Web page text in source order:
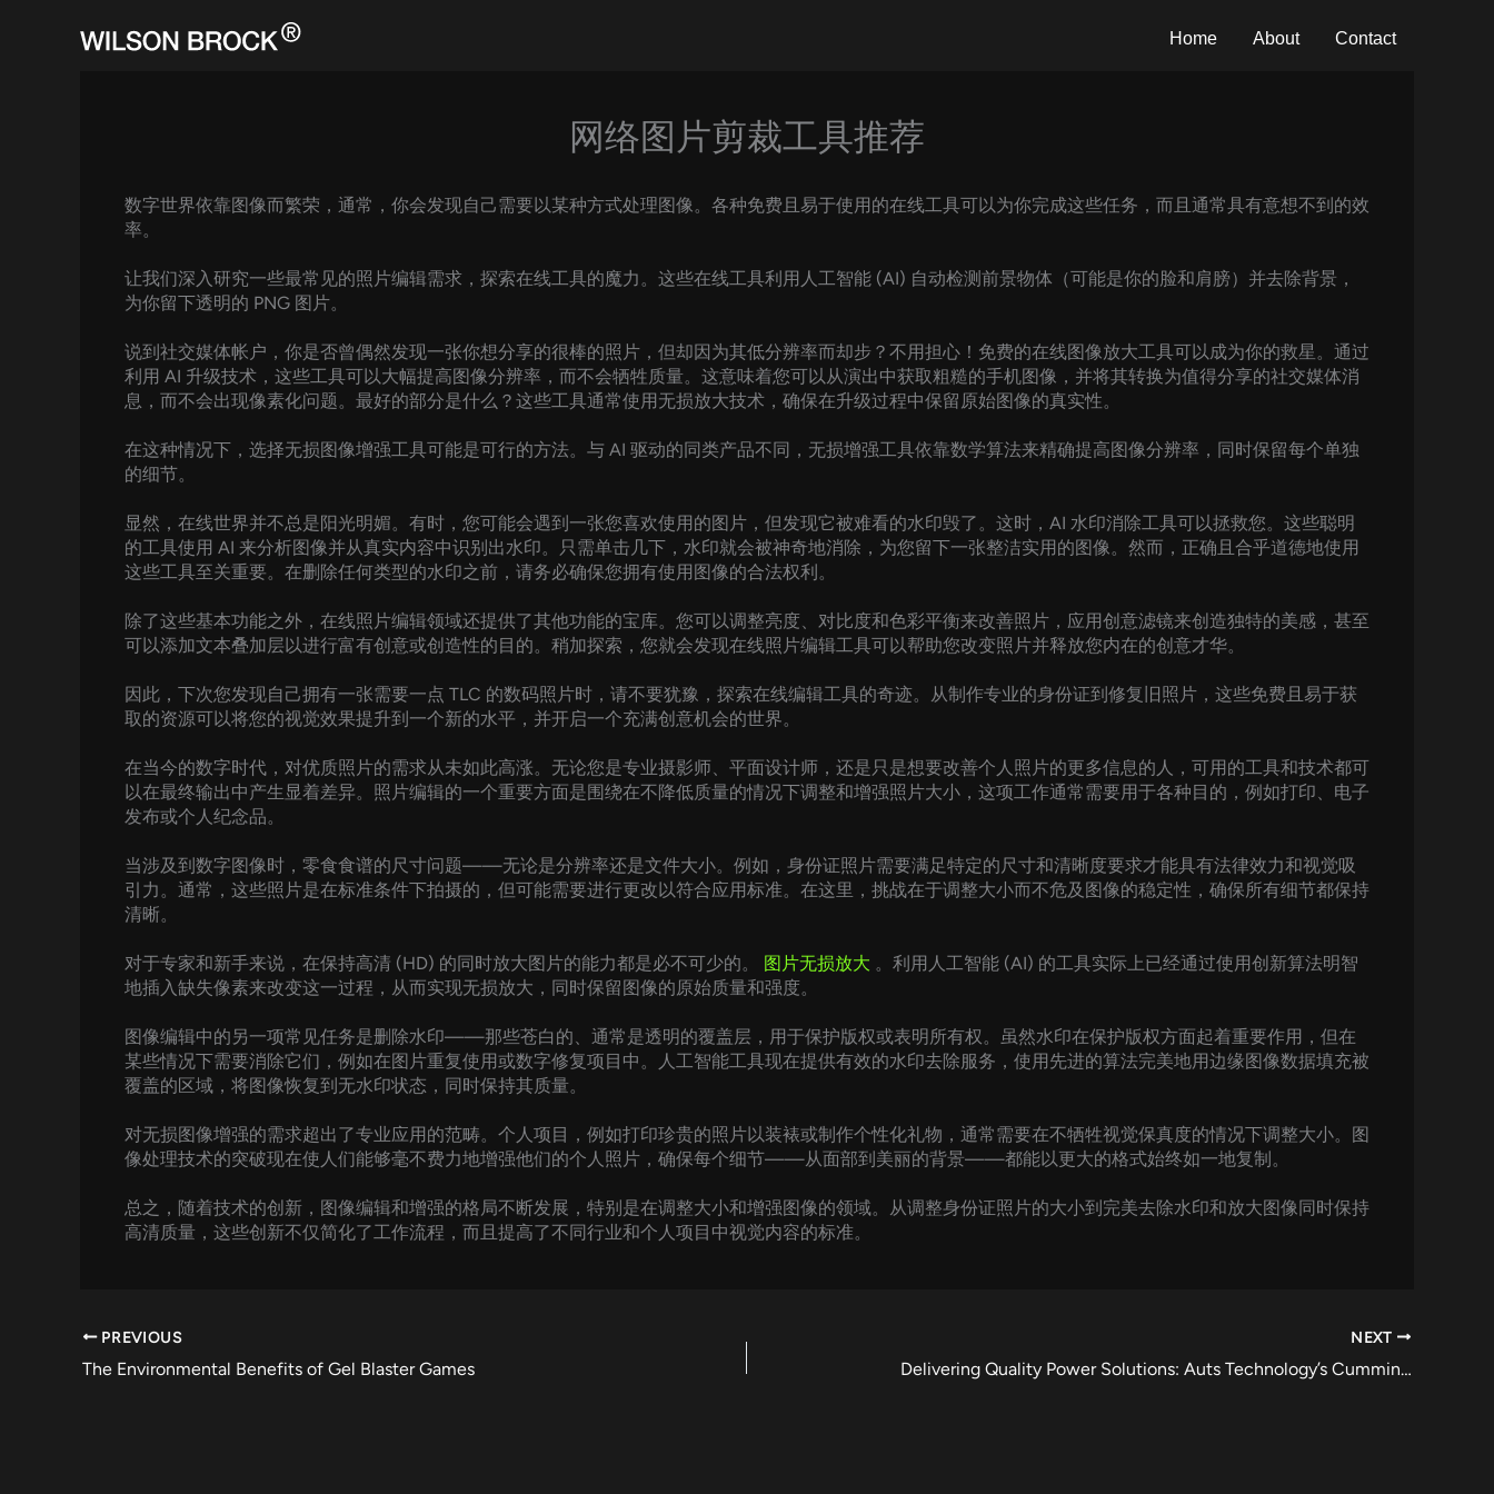
Home About Contact
网络图片剪裁工具推荐
数字世界依靠图像而繁荣，通常，你会发现自己需要以某种方式处理图像。各种免费且易于使用的在线工具可以为你完成这些任务，而且通常具有意想不到的效
率。
让我们深入研究一些最常见的照片编辑需求，探索在线工具的魔力。这些在线工具利用人工智能 (AI) 自动检测前景物体（可能是你的脸和肩膀）并去除背景，
为你留下透明的 PNG 图片。
说到社交媒体帐户，你是否曾偶然发现一张你想分享的很棒的照片，但却因为其低分辨率而却步？不用担心！免费的在线图像放大工具可以成为你的救星。通过
利用 AI 升级技术，这些工具可以大幅提高图像分辨率，而不会牺牲质量。这意味着您可以从演出中获取粗糙的手机图像，并将其转换为值得分享的社交媒体消
息，而不会出现像素化问题。最好的部分是什么？这些工具通常使用无损放大技术，确保在升级过程中保留原始图像的真实性。
在这种情况下，选择无损图像增强工具可能是可行的方法。与 AI 驱动的同类产品不同，无损增强工具依靠数学算法来精确提高图像分辨率，同时保留每个单独
的细节。
显然，在线世界并不总是阳光明媚。有时，您可能会遇到一张您喜欢使用的图片，但发现它被难看的水印毁了。这时，AI 水印消除工具可以拯救您。这些聪明
的工具使用 AI 来分析图像并从真实内容中识别出水印。只需单击几下，水印就会被神奇地消除，为您留下一张整洁实用的图像。然而，正确且合乎道德地使用
这些工具至关重要。在删除任何类型的水印之前，请务必确保您拥有使用图像的合法权利。
除了这些基本功能之外，在线照片编辑领域还提供了其他功能的宝库。您可以调整亮度、对比度和色彩平衡来改善照片，应用创意滤镜来创造独特的美感，甚至
可以添加文本叠加层以进行富有创意或创造性的目的。稍加探索，您就会发现在线照片编辑工具可以帮助您改变照片并释放您内在的创意才华。
因此，下次您发现自己拥有一张需要一点 TLC 的数码照片时，请不要犹豫，探索在线编辑工具的奇迹。从制作专业的身份证到修复旧照片，这些免费且易于获
取的资源可以将您的视觉效果提升到一个新的水平，并开启一个充满创意机会的世界。
在当今的数字时代，对优质照片的需求从未如此高涨。无论您是专业摄影师、平面设计师，还是只是想要改善个人照片的更多信息的人，可用的工具和技术都可
以在最终输出中产生显着差异。照片编辑的一个重要方面是围绕在不降低质量的情况下调整和增强照片大小，这项工作通常需要用于各种目的，例如打印、电子
发布或个人纪念品。
当涉及到数字图像时，零食食谱的尺寸问题——无论是分辨率还是文件大小。例如，身份证照片需要满足特定的尺寸和清晰度要求才能具有法律效力和视觉吸
引力。通常，这些照片是在标准条件下拍摄的，但可能需要进行更改以符合应用标准。在这里，挑战在于调整大小而不危及图像的稳定性，确保所有细节都保持
清晰。
对于专家和新手来说，在保持高清 (HD) 的同时放大图片的能力都是必不可少的。 图片无损放大 。利用人工智能 (AI) 的工具实际上已经通过使用创新算法明智
地插入缺失像素来改变这一过程，从而实现无损放大，同时保留图像的原始质量和强度。
图像编辑中的另一项常见任务是删除水印——那些苍白的、通常是透明的覆盖层，用于保护版权或表明所有权。虽然水印在保护版权方面起着重要作用，但在
某些情况下需要消除它们，例如在图片重复使用或数字修复项目中。人工智能工具现在提供有效的水印去除服务，使用先进的算法完美地用边缘图像数据填充被
覆盖的区域，将图像恢复到无水印状态，同时保持其质量。
对无损图像增强的需求超出了专业应用的范畴。个人项目，例如打印珍贵的照片以装裱或制作个性化礼物，通常需要在不牺牲视觉保真度的情况下调整大小。图
像处理技术的突破现在使人们能够毫不费力地增强他们的个人照片，确保每个细节——从面部到美丽的背景——都能以更大的格式始终如一地复制。
总之，随着技术的创新，图像编辑和增强的格局不断发展，特别是在调整大小和增强图像的领域。从调整身份证照片的大小到完美去除水印和放大图像同时保持
高清质量，这些创新不仅简化了工作流程，而且提高了不同行业和个人项目中视觉内容的标准。
PREVIOUS
The Environmental Benefits of Gel Blaster Games
NEXT
Delivering Quality Power Solutions: Auts Technology’s Cummins Engines